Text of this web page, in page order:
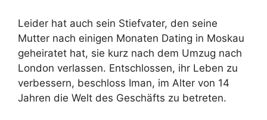
Leider hat auch sein Stiefvater, den seine
Mutter nach einigen Monaten Dating in Moskau
geheiratet hat, sie kurz nach dem Umzug nach
London verlassen. Entschlossen, ihr Leben zu
verbessern, beschloss Iman, im Alter von 14
Jahren die Welt des Geschäfts zu betreten.